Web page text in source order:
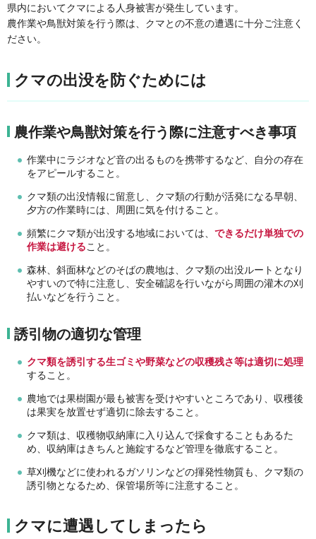
県内においてクマによる人身被害が発生しています。
農作業や鳥獣対策を行う際は、クマとの不意の遭遇に十分ご注意く
ださい。
クマの出没を防ぐためには
農作業や鳥獣対策を行う際に注意すべき事項
作業中にラジオなど音の出るものを携帯するなど、自分の存在
をアピールすること。
クマ類の出没情報に留意し、クマ類の行動が活発になる早朝、
夕方の作業時には、周囲に気を付けること。
頻繁にクマ類が出没する地域においては、 できるだけ単独での
作業は避けること。
森林、斜面林などのそばの農地は、クマ類の出没ルートとなり
やすいので特に注意し、安全確認を行いながら周囲の灌木の刈
払いなどを行うこと。
誘引物の適切な管理
クマ類を誘引する生ゴミや野菜などの収穫残さ等は適切に処理
すること。
農地では果樹園が最も被害を受けやすいところであり、収穫後
は果実を放置せず適切に除去すること。
クマ類は、収穫物収納庫に入り込んで採食することもあるた
め、収納庫はきちんと施錠するなど管理を徹底すること。
草刈機などに使われるガソリンなどの揮発性物質も、クマ類の
誘引物となるため、保管場所等に注意すること。
クマに遭遇してしまったら